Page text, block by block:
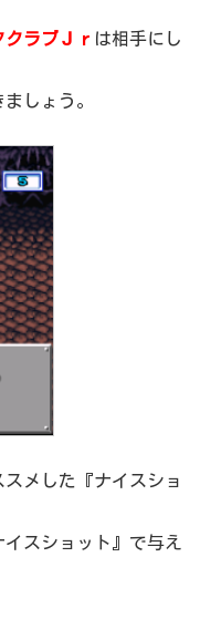
クラブＪｒ は相手にし
しょう。
メした『ナイスショ
スショット』で与え